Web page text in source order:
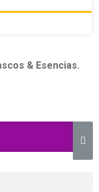
& Esencias.